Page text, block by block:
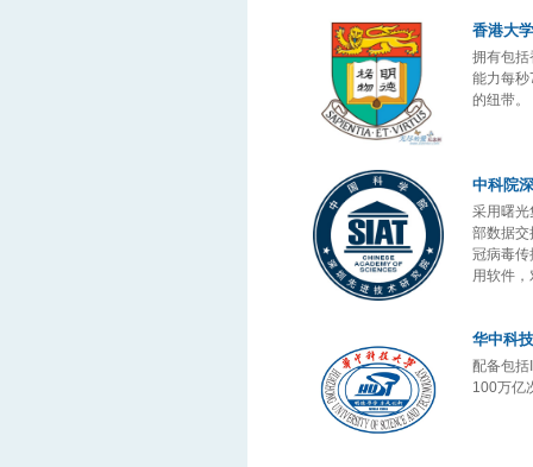
香港大学
拥有包
能力每
的纽带。
中科院
采用曙
部数据交
冠病毒传
用软件
华中科
配备包
100万亿